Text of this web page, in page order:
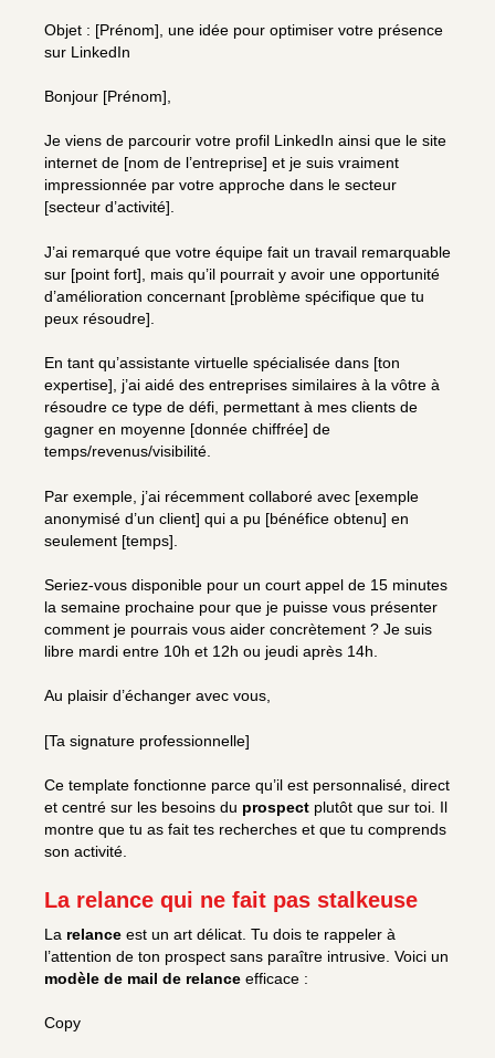
Objet : [Prénom], une idée pour optimiser votre présence
sur LinkedIn
Bonjour [Prénom],
Je viens de parcourir votre profil LinkedIn ainsi que le site
internet de [nom de l’entreprise] et je suis vraiment
impressionnée par votre approche dans le secteur
[secteur d’activité].
J’ai remarqué que votre équipe fait un travail remarquable
sur [point fort], mais qu’il pourrait y avoir une opportunité
d’amélioration concernant [problème spécifique que tu
peux résoudre].
En tant qu’assistante virtuelle spécialisée dans [ton
expertise], j’ai aidé des entreprises similaires à la vôtre à
résoudre ce type de défi, permettant à mes clients de
gagner en moyenne [donnée chiffrée] de
temps/revenus/visibilité.
Par exemple, j’ai récemment collaboré avec [exemple
anonymisé d’un client] qui a pu [bénéfice obtenu] en
seulement [temps].
Seriez-vous disponible pour un court appel de 15 minutes
la semaine prochaine pour que je puisse vous présenter
comment je pourrais vous aider concrètement ? Je suis
libre mardi entre 10h et 12h ou jeudi après 14h.
Au plaisir d’échanger avec vous,
[Ta signature professionnelle]
Ce template fonctionne parce qu’il est personnalisé, direct
et centré sur les besoins du prospect plutôt que sur toi. Il
montre que tu as fait tes recherches et que tu comprends
son activité.
La relance qui ne fait pas stalkeuse
La relance est un art délicat. Tu dois te rappeler à
l’attention de ton prospect sans paraître intrusive. Voici un
modèle de mail de relance efficace :
Copy